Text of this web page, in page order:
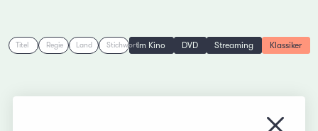
Titel Regie Land StichwortIm Kino DVD Streaming Klassiker